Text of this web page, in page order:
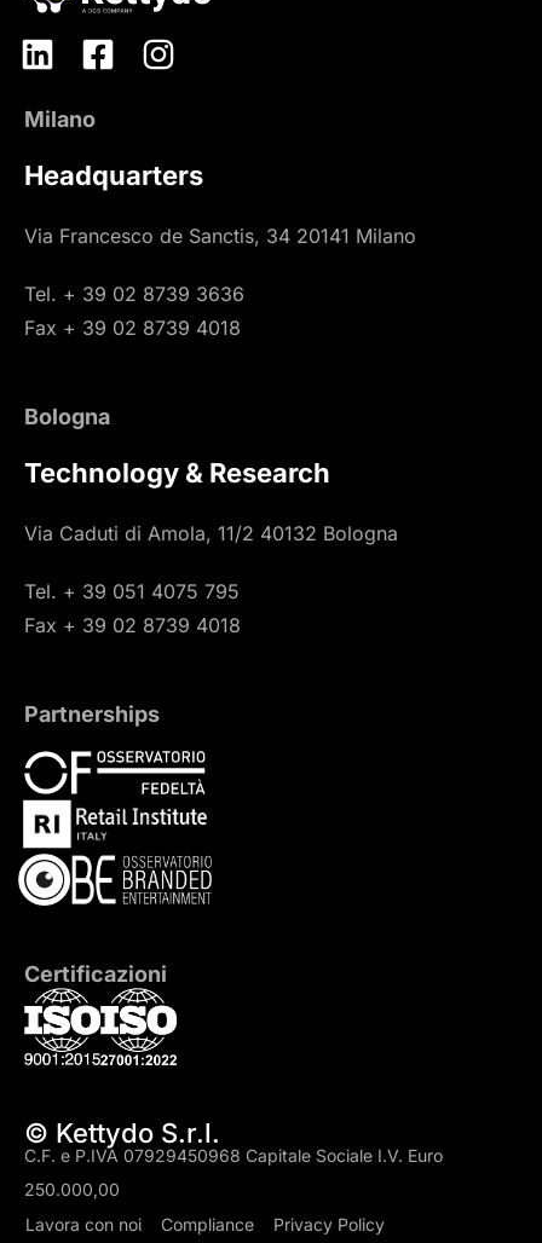
Milano
Headquarters
Via Francesco de Sanctis, 34 20141 Milano
Tel. + 39 02 8739 3636
Fax + 39 02 8739 4018
Bologna
Technology & Research
Via Caduti di Amola, 11/2 40132 Bologna
Tel. + 39 051 4075 795
Fax + 39 02 8739 4018
Partnerships
Certificazioni
© Kettydo S.r.l.
C.F. e P.IVA 07929450968 Capitale Sociale I.V. Euro
250.000,00
Lavora con noi
Compliance Privacy Policy